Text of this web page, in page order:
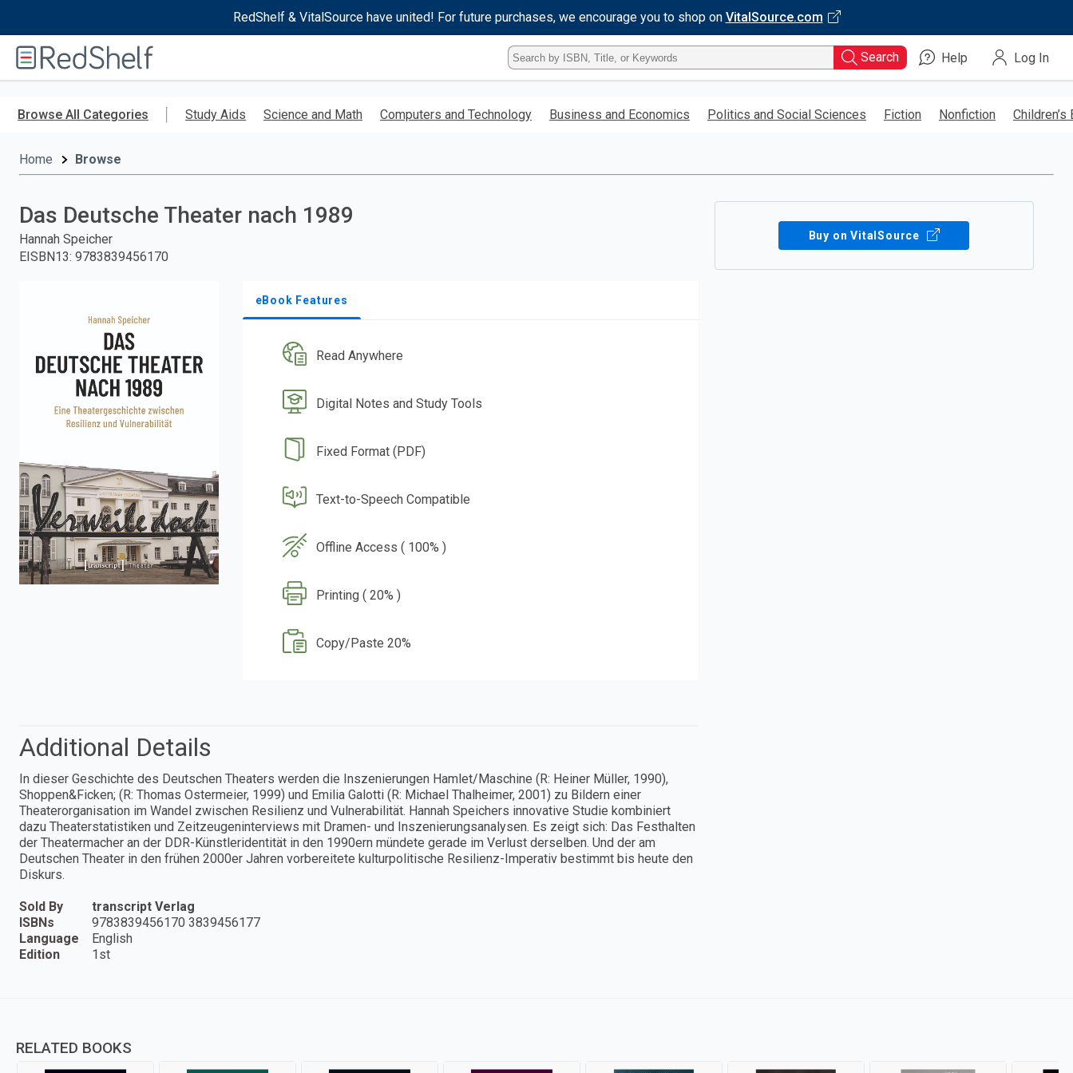
RedShelf & VitalSource have united! For future purchases, we encourage you to shop on VitalSource.com
RedShelf
Type
ISBN,
Title,
Keyword
Search Help Log In
Browse All Categories Study Aids Science and Math Computers and Technology Business and Economics Politics and Social Sciences Fiction Nonfiction Children’s
Home Browse
Das Deutsche Theater nach 1989
Hannah Speicher
EISBN13: 9783839456170
eBook Features
Read Anywhere
Digital Notes and Study Tools
Fixed Format (PDF)
Text-to-Speech Compatible
Offline Access ( 100% )
Printing ( 20% )
Copy/Paste 20%
Buy on VitalSource
Additional Details
In dieser Geschichte des Deutschen Theaters werden die Inszenierungen Hamlet/Maschine (R: Heiner Müller, 1990),
Shoppen&Ficken; (R: Thomas Ostermeier, 1999) und Emilia Galotti (R: Michael Thalheimer, 2001) zu Bildern einer
Theaterorganisation im Wandel zwischen Resilienz und Vulnerabilität. Hannah Speichers innovative Studie kombiniert
dazu Theaterstatistiken und Zeitzeugeninterviews mit Dramen- und Inszenierungsanalysen. Es zeigt sich: Das Festhalten
der Theatermacher an der DDR-Künstleridentität in den 1990ern mündete gerade im Verlust derselben. Und der am
Deutschen Theater in den frühen 2000er Jahren vorbereitete kulturpolitische Resilienz-Imperativ bestimmt bis heute den
Diskurs.
Sold By
transcript Verlag
ISBNs
9783839456170 3839456177
Language
English
Edition
1st
RELATED BOOKS